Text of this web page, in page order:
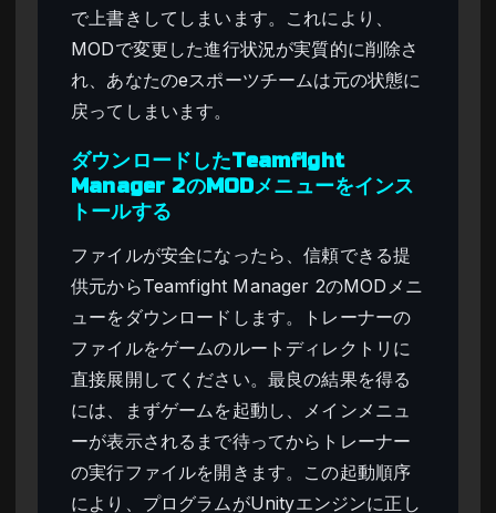
で上書きしてしまいます。これにより、
MODで変更した進行状況が実質的に削除さ
れ、あなたのeスポーツチームは元の状態に
戻ってしまいます。
ダウンロードしたTeamfight
Manager 2のMODメニューをインス
トールする
ファイルが安全になったら、信頼できる提
供元からTeamfight Manager 2のMODメニ
ューをダウンロードします。トレーナーの
ファイルをゲームのルートディレクトリに
直接展開してください。最良の結果を得る
には、まずゲームを起動し、メインメニュ
ーが表示されるまで待ってからトレーナー
の実行ファイルを開きます。この起動順序
により、プログラムがUnityエンジンに正し